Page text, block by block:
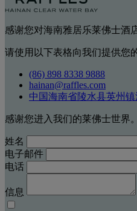
感谢您对海南雅居乐莱佛士酒
请使用以下表格向我们提供您
(86) 898 8338 9888
hainan@raffles.com
中国海南省陵水县英州
感谢您进入我们的莱佛士世界
姓名
电子邮件
电话
信息